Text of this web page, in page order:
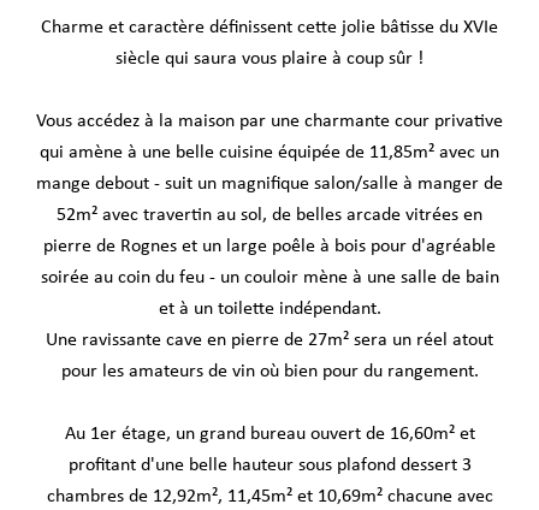
Charme et caractère définissent cette jolie bâtisse du XVIe
siècle qui saura vous plaire à coup sûr !
Vous accédez à la maison par une charmante cour privative
qui amène à une belle cuisine équipée de 11,85m² avec un
mange debout - suit un magnifique salon/salle à manger de
52m² avec travertin au sol, de belles arcade vitrées en
pierre de Rognes et un large poêle à bois pour d'agréable
soirée au coin du feu - un couloir mène à une salle de bain
et à un toilette indépendant.
Une ravissante cave en pierre de 27m² sera un réel atout
pour les amateurs de vin où bien pour du rangement.
Au 1er étage, un grand bureau ouvert de 16,60m² et
profitant d'une belle hauteur sous plafond dessert 3
chambres de 12,92m², 11,45m² et 10,69m² chacune avec